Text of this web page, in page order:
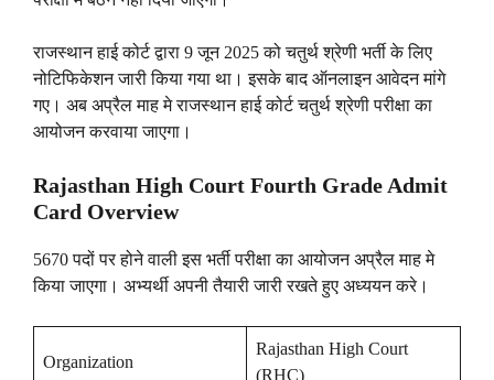
राजस्थान हाई कोर्ट द्वारा 9 जून 2025 को चतुर्थ श्रेणी भर्ती के लिए
नोटिफिकेशन जारी किया गया था। इसके बाद ऑनलाइन आवेदन मांगे
गए। अब अप्रैल माह मे राजस्थान हाई कोर्ट चतुर्थ श्रेणी परीक्षा का
आयोजन करवाया जाएगा।
Rajasthan High Court Fourth Grade Admit
Card Overview
5670 पदों पर होने वाली इस भर्ती परीक्षा का आयोजन अप्रैल माह मे
किया जाएगा। अभ्यर्थी अपनी तैयारी जारी रखते हुए अध्ययन करे।
Organization
Rajasthan High Court
(RHC)